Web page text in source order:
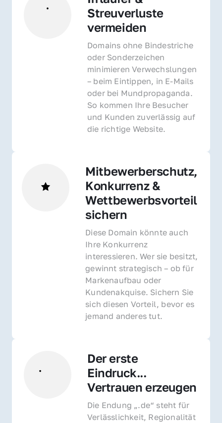
Streuverluste
vermeiden
Domains ohne Bindestriche
oder Sonderzeichen
minimieren Verwechslungen
– beim Eintippen, in E-Mails
oder bei Mundpropaganda.
So kommen Ihre Besucher
und Kunden zuverlässig auf
die richtige Website.
Mitbewerberschutz,
Konkurrenz &
Wettbewerbsvorteil
sichern
Diese Domain könnte auch
Ihre Konkurrenz
interessieren. Wer sie besitzt,
gewinnt strategisch – ob für
Markenaufbau oder
Kundenakquise. Sichern Sie
sich diesen Vorteil, bevor es
jemand anderes tut.
Der erste
Eindruck...
Vertrauen erzeugen
Die Endung „.de“ steht für
Verlässlichkeit, Regionalität